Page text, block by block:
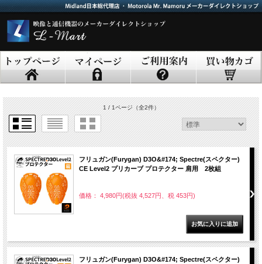
1 / 1ページ（全2件）
フリュガン(Furygan) D3O&#174; Spectre(スペクター)
CE Level2 プリカーブ プロテクター 肩用 2枚組
価格： 4,980円(税抜 4,527円、税 453円)
フリュガン(Furygan) D3O&#174; Spectre(スペクター)